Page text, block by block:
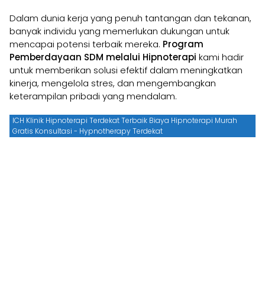
Dalam dunia kerja yang penuh tantangan dan tekanan,
banyak individu yang memerlukan dukungan untuk
mencapai potensi terbaik mereka. Program
Pemberdayaan SDM melalui Hipnoterapi kami hadir
untuk memberikan solusi efektif dalam meningkatkan
kinerja, mengelola stres, dan mengembangkan
keterampilan pribadi yang mendalam.
ICH Klinik Hipnoterapi Terdekat Terbaik Biaya Hipnoterapi Murah
Gratis Konsultasi - Hypnotherapy Terdekat